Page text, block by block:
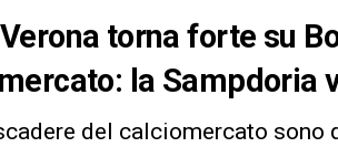
Verona torna forte su
la Sampdoria
del calciomercato